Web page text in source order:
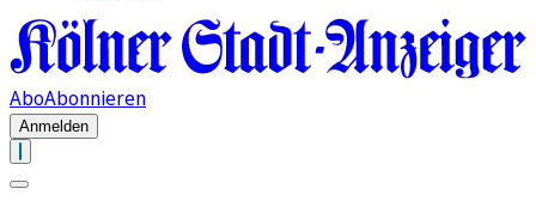
AboAbonnieren
Anmelden